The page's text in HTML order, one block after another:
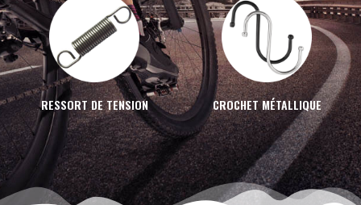
RESSORT DE TENSION CROCHET MÉTALLIQUE